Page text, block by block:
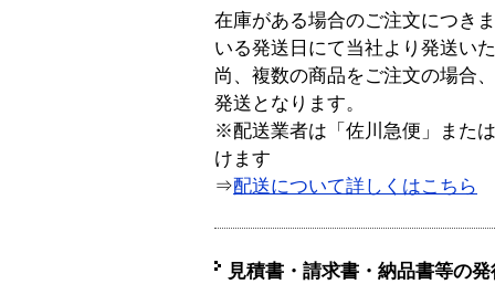
在庫がある場合のご注文につき
いる発送日にて当社より発送い
尚、複数の商品をご注文の場合
発送となります。
※配送業者は「佐川急便」また
けます
⇒配送について詳しくはこちら
見積書・請求書・納品書等の